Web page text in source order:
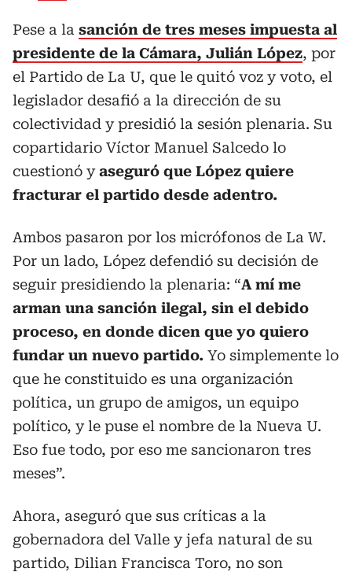
Pese a la sanción de tres meses impuesta al
presidente de la Cámara, Julián López, por
el Partido de La U, que le quitó voz y voto, el
legislador desafió a la dirección de su
colectividad y presidió la sesión plenaria. Su
copartidario Víctor Manuel Salcedo lo
cuestionó yaseguró que López quiere
fracturar el partido desde adentro.
Ambos pasaron por los micrófonos de La W.
Por un lado, López defendió su decisión de
seguir presidiendo la plenaria: “A mí me
arman una sanción ilegal, sin el debido
proceso, en donde dicen que yo quiero
fundar un nuevo partido. Yo simplemente lo
que he constituido es una organización
política, un grupo de amigos, un equipo
político, y le puse el nombre de la Nueva U.
Eso fue todo, por eso me sancionaron tres
meses”.
Ahora, aseguró que sus críticas a la
gobernadora del Valle y jefa natural de su
partido, Dilian Francisca Toro, no son